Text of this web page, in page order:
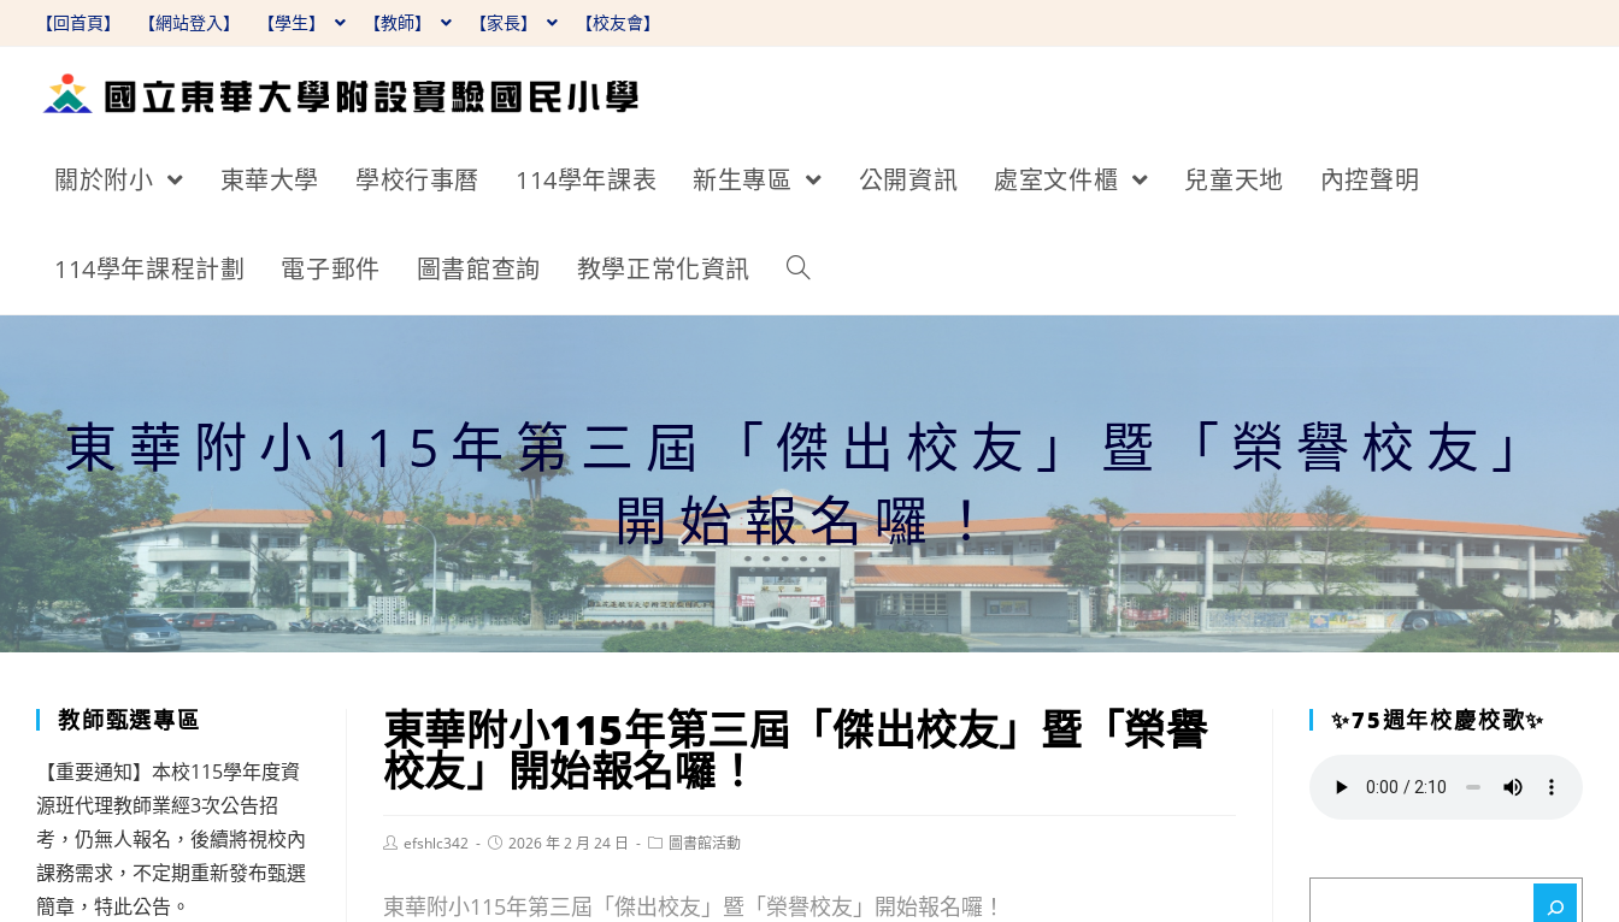
【回首頁】 【網站登入】 【學生】 【教師】 【家長】 【校友會】
關於附小 東華大學 學校行事曆 114學年課表 新生專區 公開資訊 處室文件櫃 兒童天地 內控聲明
114學年課程計劃 電子郵件 圖書館查詢 教學正常化資訊
東華附小115年第三屆「傑出校友」暨「榮譽校友」
開始報名囉！
東華附小115年第三屆「傑出校友」暨「榮譽
校友」開始報名囉！
Postefshlc342
Post2026 年 2 月 24 日
Post圖書館活動
東華附小115年第三屆「傑出校友」暨「榮譽校友」開始報名囉！
教師甄選專區
【重要通知】本校115學年度資
源班代理教師業經3次公告招
考，仍無人報名，後續將視校內
課務需求，不定期重新發布甄選
簡章，特此公告。
✨75週年校慶校歌✨